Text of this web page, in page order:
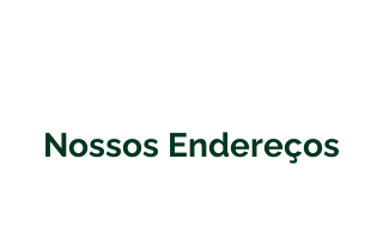
Nossos Endereços